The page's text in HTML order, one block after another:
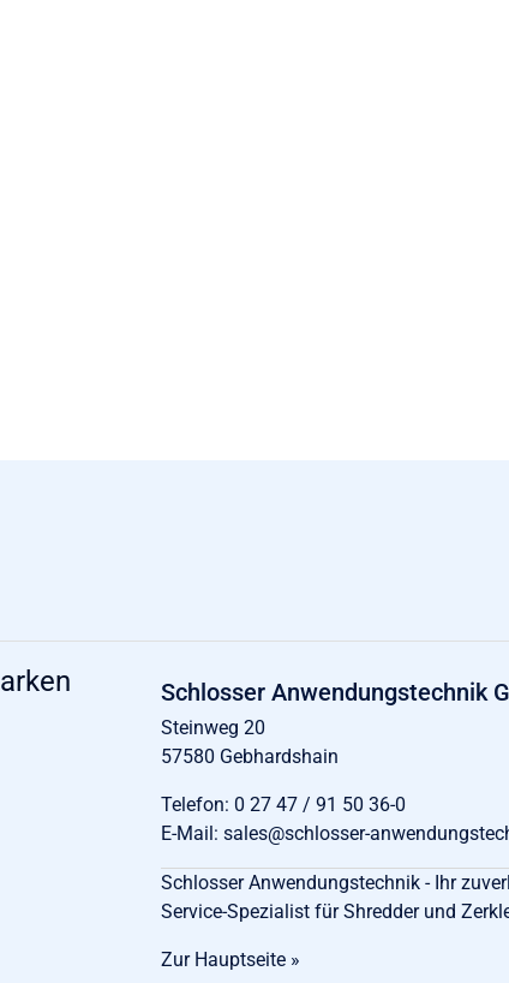
Schlosser Anwendungstechnik
Steinweg 20
57580 Gebhardshain
Telefon: 0 27 47 / 91 50 36-0
E-Mail: sales@schlosser-
Schlosser Anwendungstechnik - Ihr
Service-Spezialist für Shredder und
Zur Hauptseite »